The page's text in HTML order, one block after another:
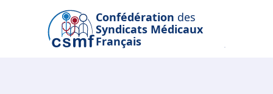
Passer au contenu principal
Confédération des
Syndicats Médicaux
Français